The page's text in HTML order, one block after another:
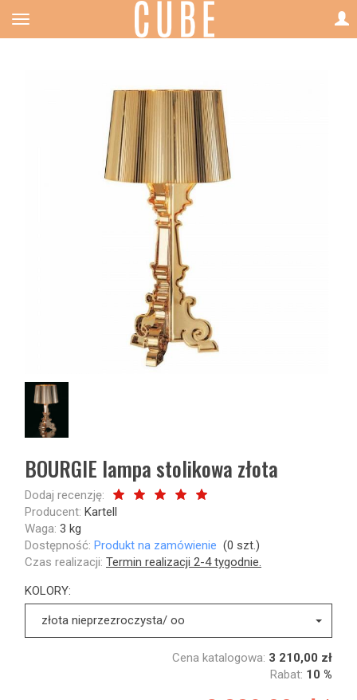
BOURGIE lampa stolikowa złota
Dodaj recenzję:
Producent: Kartell
Waga: 3 kg
Dostępność: Produkt na zamówienie (0 szt.)
Czas realizacji: Termin realizacji 2-4 tygodnie.
KOLORY:
złota nieprzezroczysta/ oo
Cena katalogowa: 3 210,00 zł
Rabat: 10 %